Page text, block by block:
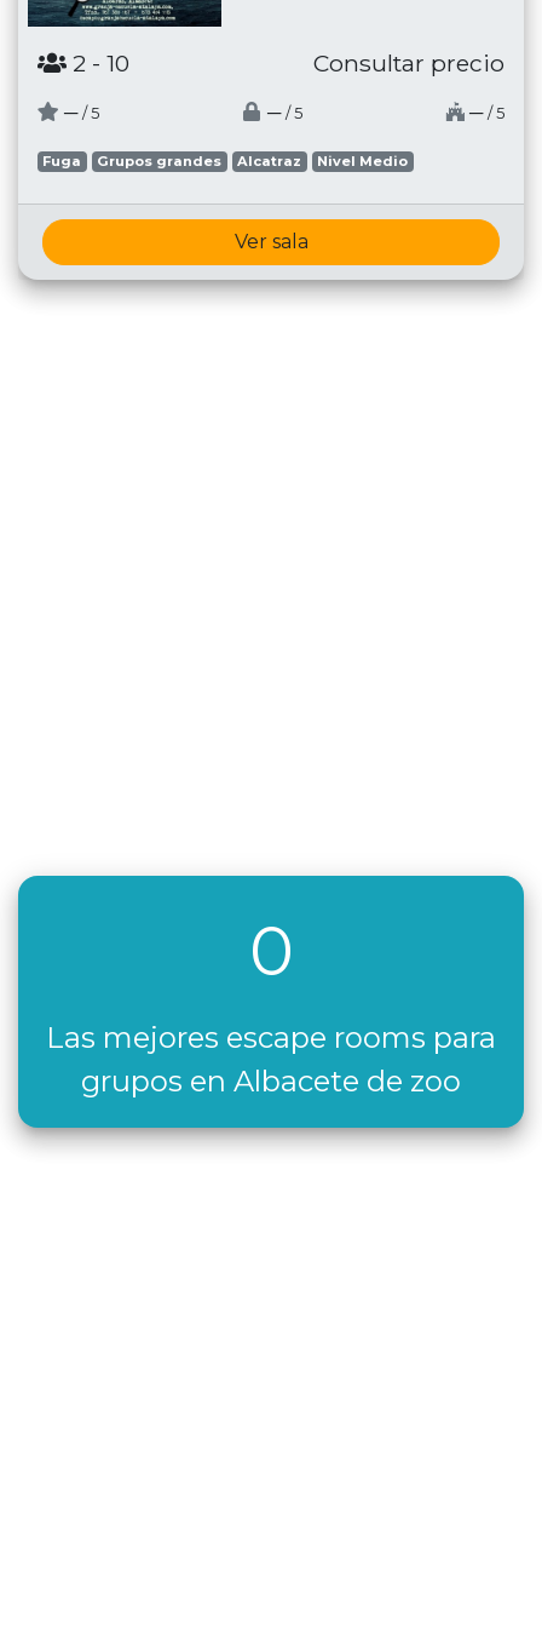
2 - 10 Consultar precio
─ / 5 ─ / 5 ─ / 5
Fuga Grupos grandes Alcatraz Nivel Medio
Ver sala
0
Las mejores escape rooms para
grupos en Albacete de zoo